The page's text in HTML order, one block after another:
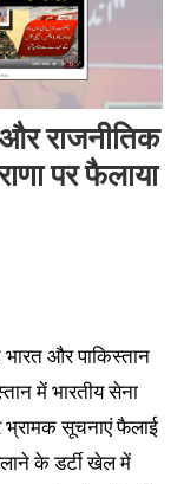
राजनीतिक
पर फैलाया
और पाकिस्तान
में भारतीय सेना
सूचनाएं फैलाई
के डर्टी खेल में